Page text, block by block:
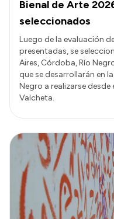
Bienal de Arte
seleccionados
Luego de la evaluación
presentadas, se
Aires, Córdoba, Río
que se desarrollarán en
Negro a realizarse desde
Valcheta.